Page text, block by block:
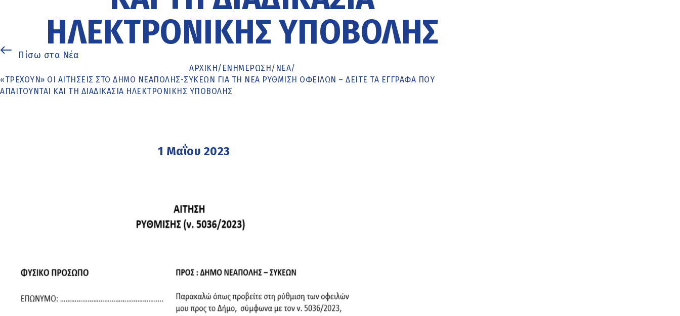
ΗΛΕΚΤΡΟΝΙΚΉΣ ΥΠΟΒΟΛΉΣ
Πίσω στα Νέα
ΑΡΧΙΚΉ/ ΕΝΗΜΈΡΩΣΗ/ ΝΕΑ/
«ΤΡΈΧΟΥΝ» ΟΙ ΑΙΤΉΣΕΙΣ ΣΤΟ ΔΉΜΟ ΝΕΆΠΟΛΗΣ-ΣΥΚΕΏΝ ΓΙΑ ΤΗ ΝΈΑ ΡΎΘΜΙΣΗ ΟΦΕΙΛΏΝ – ΔΕΊΤΕ ΤΑ ΈΓΓΡΑΦΑ ΠΟΥ
ΑΠΑΙΤΟΎΝΤΑΙ ΚΑΙ ΤΗ ΔΙΑΔΙΚΑΣΊΑ ΗΛΕΚΤΡΟΝΙΚΉΣ ΥΠΟΒΟΛΉΣ
1 Μαΐου 2023